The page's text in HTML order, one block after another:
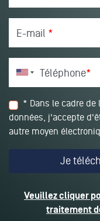
E-mail *
Téléphone*
* Dans le cadre
données, j'accepte
autre moyen
Veuillez cliquer
traitement